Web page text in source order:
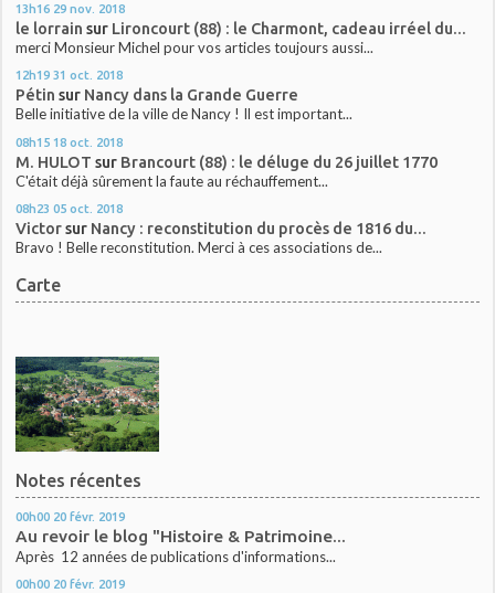
13h16 29 nov. 2018
le lorrain sur Lironcourt (88) : le Charmont, cadeau irréel du...
merci Monsieur Michel pour vos articles toujours aussi...
12h19 31 oct. 2018
Pétin sur Nancy dans la Grande Guerre
Belle initiative de la ville de Nancy ! Il est important...
08h15 18 oct. 2018
M. HULOT sur Brancourt (88) : le déluge du 26 juillet 1770
C'était déjà sûrement la faute au réchauffement...
08h23 05 oct. 2018
Victorsur Nancy : reconstitution du procès de 1816 du...
Bravo ! Belle reconstitution. Merci à ces associations de...
Carte
Notes récentes
00h00 20 févr. 2019
Au revoir le blog "Histoire & Patrimoine...
Après 12 années de publications d'informations...
00h00 20 févr. 2019